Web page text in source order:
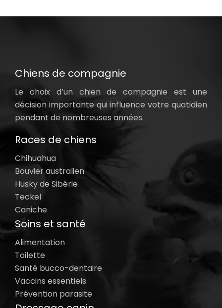
Chiens de compagnie
Le choix d’un chien de compagnie est une
décision importante qui influence votre quotidien
pendant de nombreuses années.
Races de chiens
Chihuahua
Bouvier australien
Husky de Sibérie
Teckel
Caniche
Soins et santé
Alimentation
Toilette
Santé bucco-dentaire
Vaccins essentiels
Prévention parasite